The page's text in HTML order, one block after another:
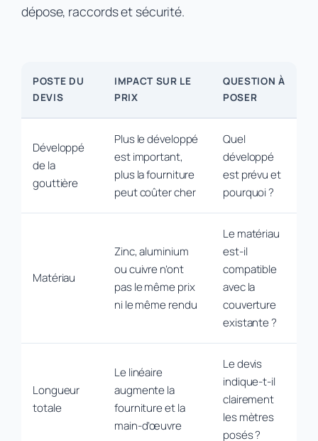
dépose, raccords et sécurité.
POSTE DU
DEVIS
IMPACT SUR LE
PRIX
QUESTION À
POSER
Développé
de la
gouttière
Plus le développé
est important,
plus la fourniture
peut coûter cher
Quel
développé
est prévu et
pourquoi ?
Matériau
Zinc, aluminium
ou cuivre n’ont
pas le même prix
ni le même rendu
Le matériau
est-il
compatible
avec la
couverture
existante ?
Longueur
totale
Le linéaire
augmente la
fourniture et la
main-d’œuvre
Le devis
indique-t-il
clairement
les mètres
posés ?